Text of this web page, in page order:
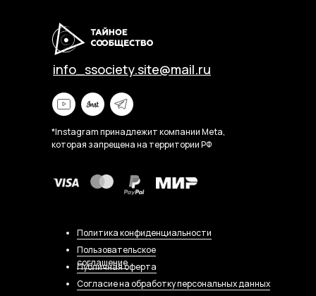
Публичная оферта
Согласие на обработку персональных данных
Политика конфиденциальности
Пользовательское
соглашение
info_ssociety.site@mail.ru
*Instagram принадлежит компании Meta,
которая запрещена на территории РФ